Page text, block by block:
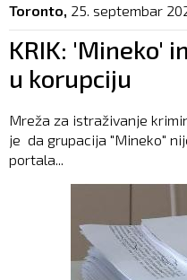
Toronto, 25. septembar
KRIK: 'Mineko'
u korupciju
Mreža za istraživanje
je da grupacija "Mineko"
portala...